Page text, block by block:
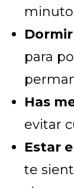
para
Has
evitar
Estar
te